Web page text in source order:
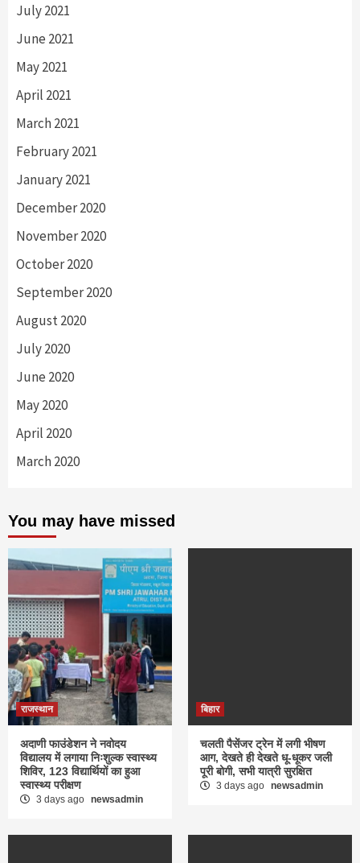
July 2021
June 2021
May 2021
April 2021
March 2021
February 2021
January 2021
December 2020
November 2020
October 2020
September 2020
August 2020
July 2020
June 2020
May 2020
April 2020
March 2020
You may have missed
राजस्थान
अदाणी फाउंडेशन ने नवोदय
विद्यालय में लगाया निःशुल्क स्वास्थ्य
शिविर, 123 विद्यार्थियों का हुआ
स्वास्थ्य परीक्षण
3 days ago newsadmin
बिहार
चलती पैसेंजर ट्रेन में लगी भीषण
आग, देखते ही देखते धू-धूकर जली
पूरी बोगी, सभी यात्री सुरक्षित
3 days ago newsadmin